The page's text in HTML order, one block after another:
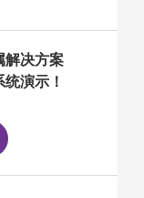
解决方案
演示！